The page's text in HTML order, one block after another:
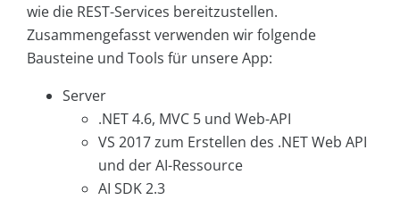
wie die REST-Services bereitzustellen.
Zusammengefasst verwenden wir folgende
Bausteine und Tools für unsere App:
Server
.NET 4.6, MVC 5 und Web-API
VS 2017 zum Erstellen des .NET Web API
und der AI-Ressource
AI SDK 2.3